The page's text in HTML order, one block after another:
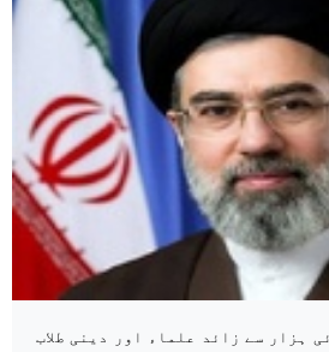
ہزار سے زائد علماء اور دینی طلاب